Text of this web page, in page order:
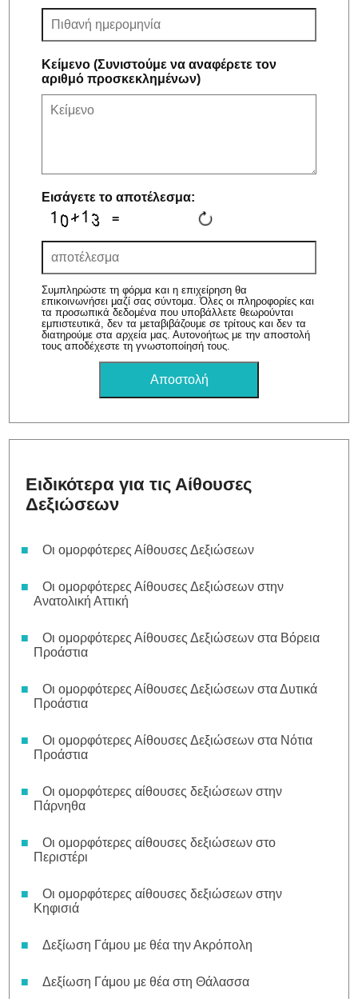
Κείμενο (Συνιστούμε να αναφέρετε τον
αριθμό προσκεκλημένων)
Εισάγετε το αποτέλεσμα:
=
Συμπληρώστε τη φόρμα και η επιχείρηση θα
επικοινωνήσει μαζί σας σύντομα. Όλες οι πληροφορίες και
τα προσωπικά δεδομένα που υποβάλλετε θεωρούνται
εμπιστευτικά, δεν τα μεταβιβάζουμε σε τρίτους και δεν τα
διατηρούμε στα αρχεία μας. Αυτονοήτως με την αποστολή
τους αποδέχεστε τη γνωστοποίησή τους.
Ειδικότερα για τις Αίθουσες
Δεξιώσεων
Οι ομορφότερες Αίθουσες Δεξιώσεων
Οι ομορφότερες Αίθουσες Δεξιώσεων στην
Ανατολική Αττική
Οι ομορφότερες Αίθουσες Δεξιώσεων στα Βόρεια
Προάστια
Οι ομορφότερες Αίθουσες Δεξιώσεων στα Δυτικά
Προάστια
Οι ομορφότερες Αίθουσες Δεξιώσεων στα Νότια
Προάστια
Οι ομορφότερες αίθουσες δεξιώσεων στην
Πάρνηθα
Οι ομορφότερες αίθουσες δεξιώσεων στο
Περιστέρι
Οι ομορφότερες αίθουσες δεξιώσεων στην
Κηφισιά
Δεξίωση Γάμου με θέα την Ακρόπολη
Δεξίωση Γάμου με θέα στη Θάλασσα